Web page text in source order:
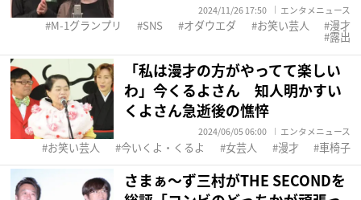
2024/11/26 17:50 エンタメニュース
M-1グランプリ SNS オダウエダ お笑い芸人 漫才
露出
「私は漫才の方がやってて楽しい
わ」今くるよさん 知人明かすい
くよさん急逝後の憔悴
2024/06/05 06:00 エンタメニュース
お笑い芸人 今いくよ・くるよ 女芸人 漫才 車椅子
さまぁ～ず三村がTHE SECONDを